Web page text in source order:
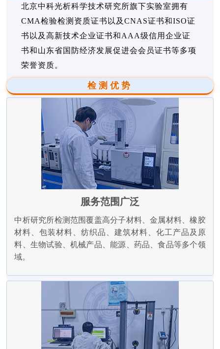
北京中科光析科学技术研究所旗下实验室拥有
CMA检验检测资质证书以及CNAS证书和ISO证
书以及高新技术企业证书和AAA级信用企业证
书和山东省国防经济发展促进会会员证书等多项
荣誉资质。
检测优势
服务范围广泛
中析研究所检测范围覆盖高分子材料、金属材料、橡胶
材料、包装材料、纺织品、建筑材料、化工产品及原
料、生物试验、机械产品、能源、药品、食品等多个领
域。